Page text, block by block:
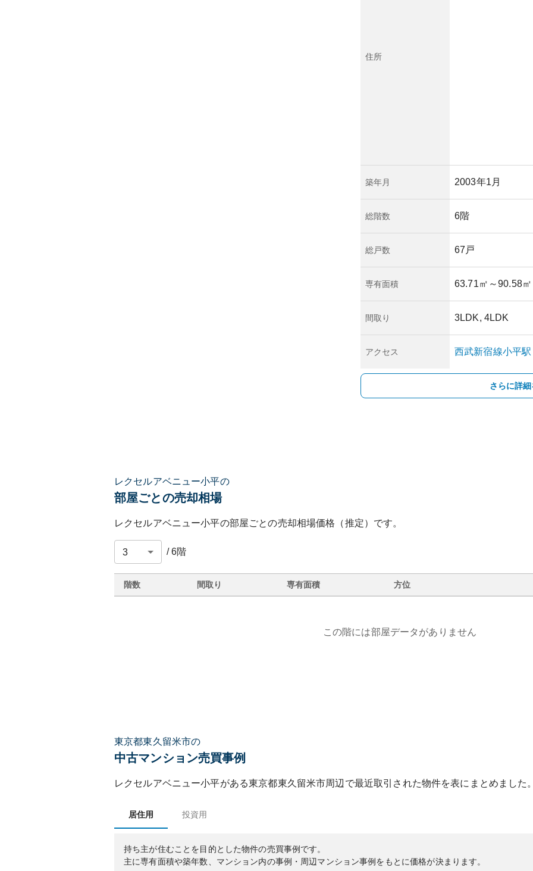
住所
築年月 2003年1月
総階数 6階
総戸数 67戸
専有面積 63.71㎡ ～90.58㎡
間取り 3LDK, 4LDK
アクセス 西武新宿線小平駅
さらに詳
レクセルアベニュー小平の
部屋ごとの売却相場
レクセルアベニュー小平の部屋ごとの売却相場価格（推定）です。
/6階
階数 間取り 専有面積 方位
この階には部屋データがありません
東京都東久留米市の
中古マンション売買事例
レクセルアベニュー小平がある東京都東久留米市周辺で最近取引された物件を表にまとめました
居住用 投資用
持ち主が住むことを目的とした物件の売買事例です。
主に専有面積や築年数、マンション内の事例・周辺マンション事例をもとに価格が決まります。